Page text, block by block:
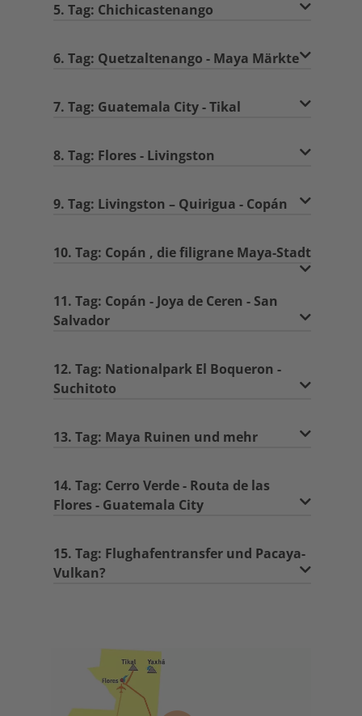
5. Tag: Chichicastenango
6. Tag: Quetzaltenango - Maya Märkte
7. Tag: Guatemala City - Tikal
8. Tag: Flores - Livingston
9. Tag: Livingston – Quirigua - Copán
10. Tag: Copán , die filigrane Maya-Stadt
11. Tag: Copán - Joya de Ceren - San
Salvador
12. Tag: Nationalpark El Boqueron -
Suchitoto
13. Tag: Maya Ruinen und mehr
14. Tag: Cerro Verde - Routa de las
Flores - Guatemala City
15. Tag: Flughafentransfer und Pacaya-
Vulkan?